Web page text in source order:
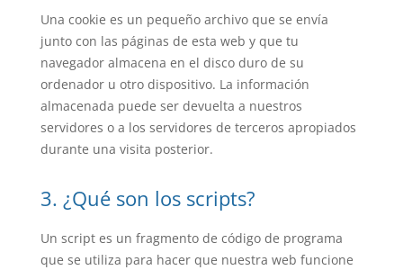
Una cookie es un pequeño archivo que se envía
junto con las páginas de esta web y que tu
navegador almacena en el disco duro de su
ordenador u otro dispositivo. La información
almacenada puede ser devuelta a nuestros
servidores o a los servidores de terceros apropiados
durante una visita posterior.
3. ¿Qué son los scripts?
Un script es un fragmento de código de programa
que se utiliza para hacer que nuestra web funcione